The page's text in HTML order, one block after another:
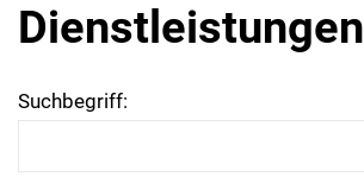
Dienstleistungen
Suchbegriff: